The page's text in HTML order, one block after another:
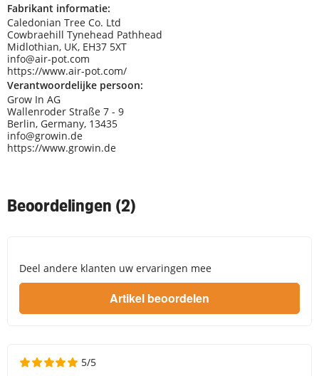
Fabrikant informatie:
Caledonian Tree Co. Ltd
Cowbraehill Tynehead Pathhead
Midlothian, UK, EH37 5XT
info@air-pot.com
https://www.air-pot.com/
Verantwoordelijke persoon:
Grow In AG
Wallenroder Straße 7 - 9
Berlin, Germany, 13435
info@growin.de
https://www.growin.de
Beoordelingen (2)
Deel andere klanten uw ervaringen mee
5/5